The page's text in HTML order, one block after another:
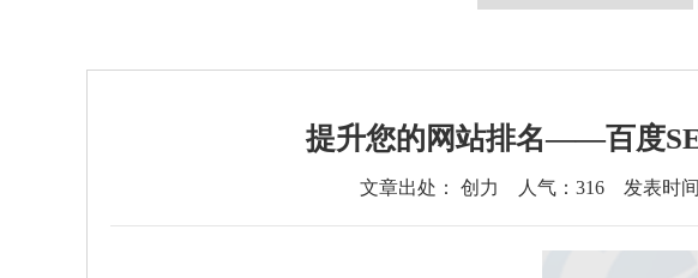
提升您的网站排名——百度
文章出处： 创力 人气： 316 发表时